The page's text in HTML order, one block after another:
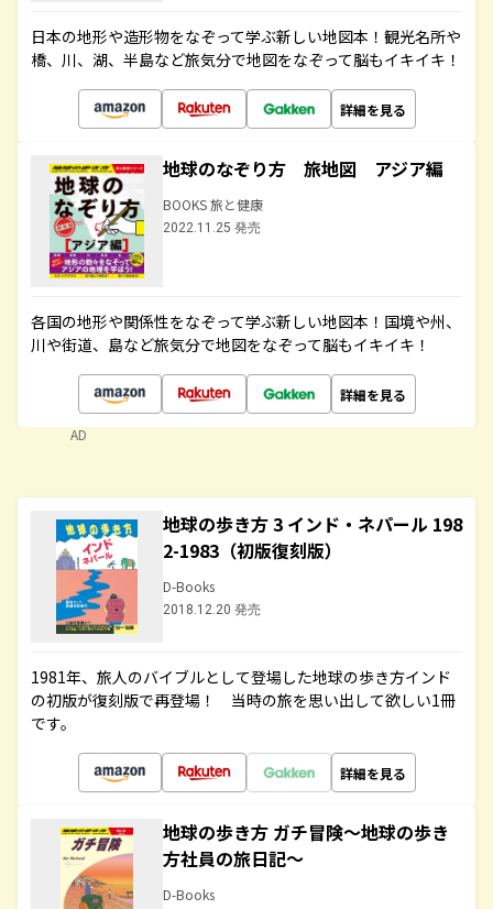
日本の地形や造形物をなぞって学ぶ新しい地図本！観光名所や
橋、川、湖、半島など旅気分で地図をなぞって脳もイキイキ！
詳細を見る
地球のなぞり方 旅地図 アジア編
BOOKS 旅と健康
2022.11.25 発売
各国の地形や関係性をなぞって学ぶ新しい地図本！国境や州、
川や街道、島など旅気分で地図をなぞって脳もイキイキ！
詳細を見る
AD
地球の歩き方 3 インド・ネパール 198
2-1983（初版復刻版）
D-Books
2018.12.20 発売
1981年、旅人のバイブルとして登場した地球の歩き方インド
の初版が復刻版で再登場！ 当時の旅を思い出して欲しい1冊
です。
詳細を見る
地球の歩き方 ガチ冒険～地球の歩き
方社員の旅日記～
D-Books